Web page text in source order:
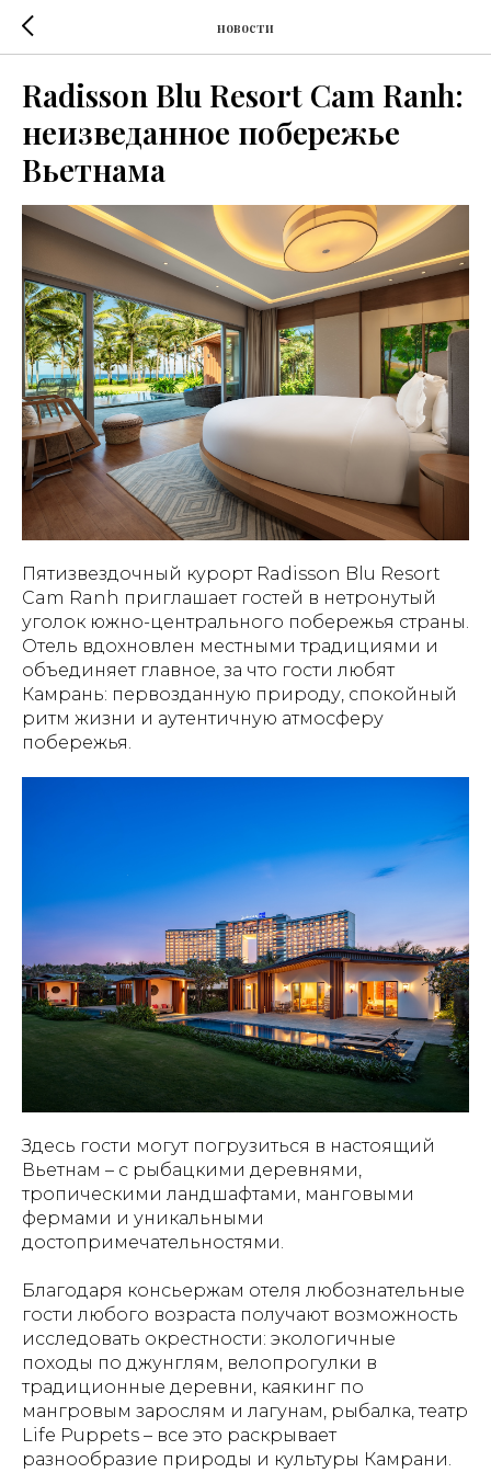
новости
Radisson Blu Resort Cam Ranh:
неизведанное побережье
Вьетнама
Пятизвездочный курорт Radisson Blu Resort
Cam Ranh приглашает гостей в нетронутый
уголок южно-центрального побережья страны.
Отель вдохновлен местными традициями и
объединяет главное, за что гости любят
Камрань: первозданную природу, спокойный
ритм жизни и аутентичную атмосферу
побережья.
Здесь гости могут погрузиться в настоящий
Вьетнам – с рыбацкими деревнями,
тропическими ландшафтами, манговыми
фермами и уникальными
достопримечательностями.
Благодаря консьержам отеля любознательные
гости любого возраста получают возможность
исследовать окрестности: экологичные
походы по джунглям, велопрогулки в
традиционные деревни, каякинг по
мангровым зарослям и лагунам, рыбалка, театр
Life Puppets – все это раскрывает
разнообразие природы и культуры Камрани.